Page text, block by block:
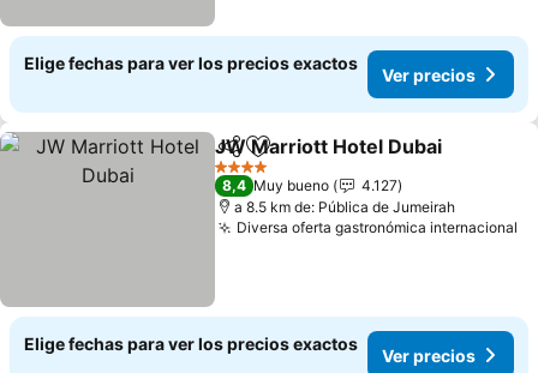
Elige fechas para ver los precios exactos
Ver precios
CompartirAgregar a favoritos
JW Marriott Hotel Dubai
4 Estrellas
8,4 Muy bueno
4.127
a 8.5 km de: Pública de Jumeirah
Diversa oferta gastronómica internacional
Elige fechas para ver los precios exactos
Ver precios